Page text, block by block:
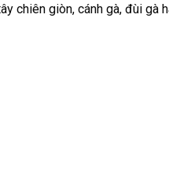
chiên giòn, cánh gà, đùi gà